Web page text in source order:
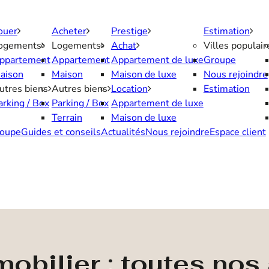
biens
/ Box
Acheter
Logements
Appartement
Maison
Autres biens
Parking / Box
Terrain
Prestige
Achat
Appartement de luxe
Maison de luxe
Location
Appartement de luxe
Maison de luxe
Estimation
Villes
Groupe
Nous rejoindre
Estimation
Guides et conseilsActualitésNous rejoindreEspace client